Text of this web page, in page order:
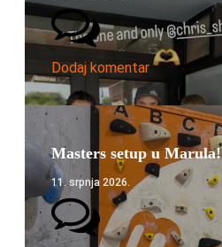
Dodaj komentar
Masters setup u Marula!
11. srpnja 2026.